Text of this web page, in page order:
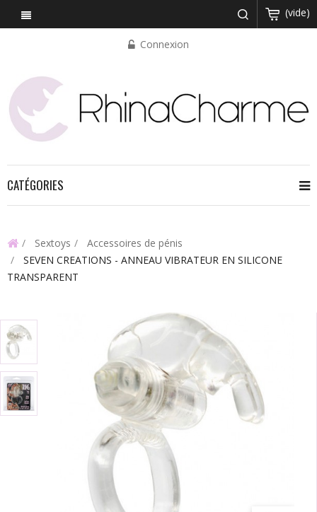
(vide)
Connexion
CATÉGORIES
Sextoys
Accessoires de pénis
SEVEN CREATIONS - ANNEAU VIBRATEUR EN SILICONE
TRANSPARENT